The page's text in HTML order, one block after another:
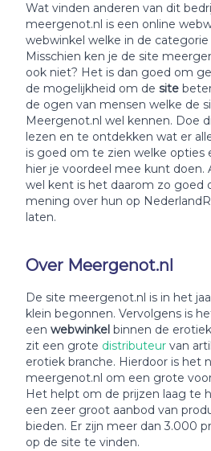
Wat vinden anderen van dit
meergenot.nl is een online
webwinkel welke in de categorie
Misschien ken je de site
ook niet? Het is dan goed om
de mogelijkheid om de site
de ogen van mensen welke de
Meergenot.nl wel kennen. Doe
lezen en te ontdekken wat er
is goed om te zien welke opties
hier je voordeel mee kunt doen.
wel kent is het daarom zo goed
mening over hun op
laten.
Over Meergenot.nl
De site meergenot.nl is in het
klein begonnen. Vervolgens is
een webwinkel binnen de
zit een grote distributeur van
erotiek branche. Hierdoor is het
meergenot.nl om een grote
Het helpt om de prijzen laag te
een zeer groot aanbod van
bieden. Er zijn meer dan 3.000
op de site te vinden.